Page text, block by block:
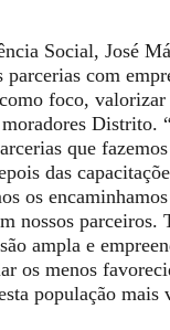
Social, José
com
foco, valorizar
Distrito.
que
das
os
nossos parceiros.
ampla e
os menos
população mais